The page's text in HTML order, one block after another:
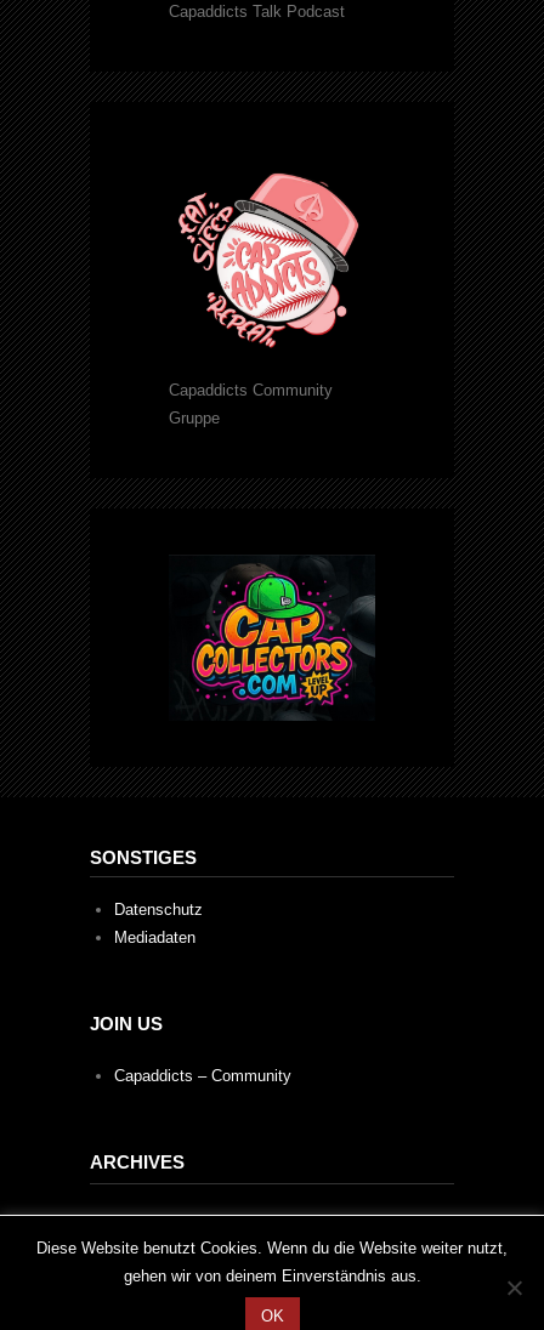
Capaddicts Talk Podcast
Capaddicts Community
Gruppe
SONSTIGES
Datenschutz
Mediadaten
JOIN US
Capaddicts – Community
ARCHIVES
Archives
This website uses cookies to improve your experience. We'll
assume you're ok with this, but you can opt-out if you wish.
Cookie settings
Diese Website benutzt Cookies. Wenn du die Website weiter nutzt,
gehen wir von deinem Einverständnis aus.
OK